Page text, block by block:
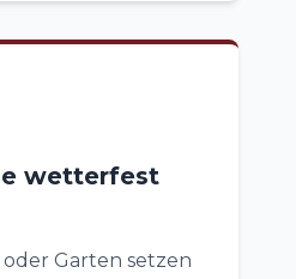
wetterfest
oder Garten setzen